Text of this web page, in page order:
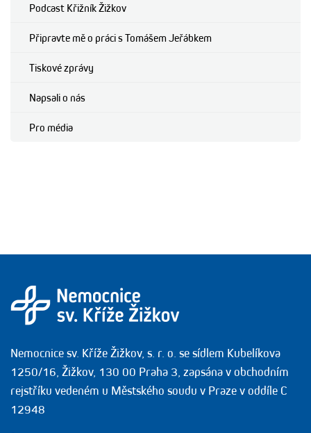
Podcast Křižník Žižkov
Připravte mě o práci s Tomášem Jeřábkem
Tiskové zprávy
Napsali o nás
Pro média
Nemocnice sv. Kříže Žižkov, s. r. o. se sídlem Kubelíkova
1250/16, Žižkov, 130 00 Praha 3, zapsána v obchodním
rejstříku vedeném u Městského soudu v Praze v oddíle C
12948